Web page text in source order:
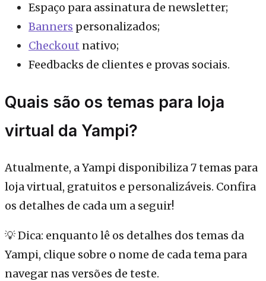
Espaço para assinatura de newsletter;
Banners personalizados;
Checkout nativo;
Feedbacks de clientes e provas sociais.
Quais são os temas para loja
virtual da Yampi?
Atualmente, a Yampi disponibiliza 7 temas para
loja virtual, gratuitos e personalizáveis. Confira
os detalhes de cada um a seguir!
💡 Dica: enquanto lê os detalhes dos temas da
Yampi, clique sobre o nome de cada tema para
navegar nas versões de teste.